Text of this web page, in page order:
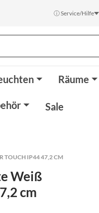
ⓘ Service/Hilfe
Räume
Sale
TOUCH IP44 47,2 CM
Weiß
cm